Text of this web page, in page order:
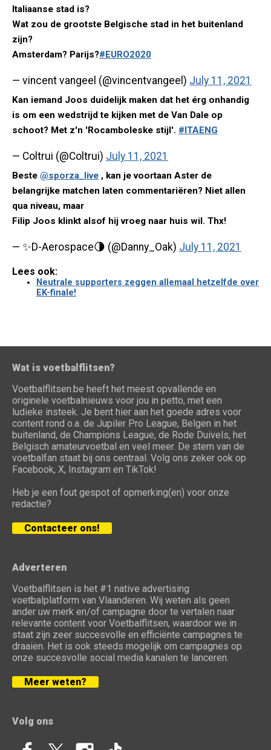
Italiaanse stad is?
Wat zou de grootste Belgische stad in het buitenland
zijn?
Amsterdam? Parijs?#EURO2020
— vincent vangeel (@vincentvangeel) July 11, 2021
Kan iemand Joos duidelijk maken dat het érg onhandig
is om een wedstrijd te kijken met de Van Dale op
schoot? Met z'n 'Rocamboleske stijl'. #ITAENG
— Coltrui (@Coltrui) July 11, 2021
Beste @sporza_live , kan je voortaan Aster de
belangrijke matchen laten commentariëren? Niet allen
qua niveau, maar
Filip Joos klinkt alsof hij vroeg naar huis wil. Thx!
— ✨D-Aerospace🌗 (@Danny_Oak) July 11, 2021
Lees ook:
Neutrale supporters zeggen allemaal hetzelfde over
EK-finale!
Wat is voetbalflitsen?
Voetbalflitsen.be heeft het meest opvallende en
originele voetbalnieuws voor jou in petto, met een
ludieke insteek. Je bent hier aan het goede adres voor
content rond o.a. de Jupiler Pro League, Belgen in het
buitenland, de Champions League, de Rode Duivels, het
Belgisch amateurvoetbal en veel meer. De stem van de
voetbalfan staat bij ons centraal. Volg ons zeker ook op
Facebook, X, Instagram en TikTok!
Heb je een fout gespot of opmerking(en) voor onze
redactie?
Contacteer ons!
Adverteren
Voetbalflitsen is het #1 native advertising
voetbalplatform van Vlaanderen. Wij weten als geen
ander uw merk en/of campagne door te vertalen naar
relevante content voor Voetbalflitsen, waardoor we in
staat zijn zeer succesvolle en efficiënte campagnes te
draaien. Het is ook steeds mogelijk om campagnes op
onze succesvolle social media kanalen te lanceren.
Meer weten?
Volg ons